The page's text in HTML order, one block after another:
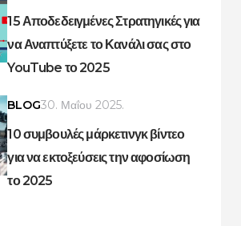
15 Αποδεδειγμένες Στρατηγικές για
να Αναπτύξετε το Κανάλι σας στο
YouTube το 2025
BLOG30. Μαΐου 2025.
10 συμβουλές μάρκετινγκ βίντεο
για να εκτοξεύσεις την αφοσίωση
το 2025